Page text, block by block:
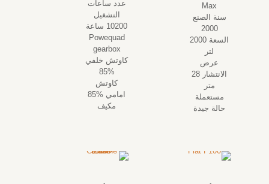
Max
سنة الصنع
2000
السعة 2000
لتر
عرض
الانتشار 28
متر
مستعملة
حالة جيدة
عدد ساعات
التشغيل
10200 ساعة
Powequad
gearbox
كاوتش خلفي
%85
كاوتش
امامي %85
مكيف